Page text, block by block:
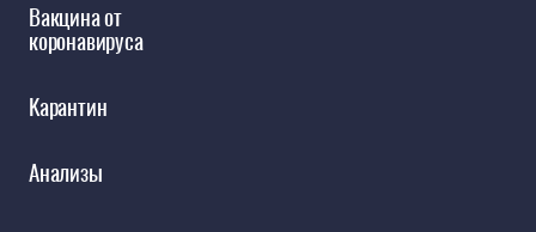
Вакцина от
коронавируса
Kарантин
Анализы